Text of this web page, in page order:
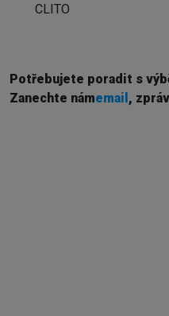
CLITO
Potřebujete poradit s
Zanechte námemail ,